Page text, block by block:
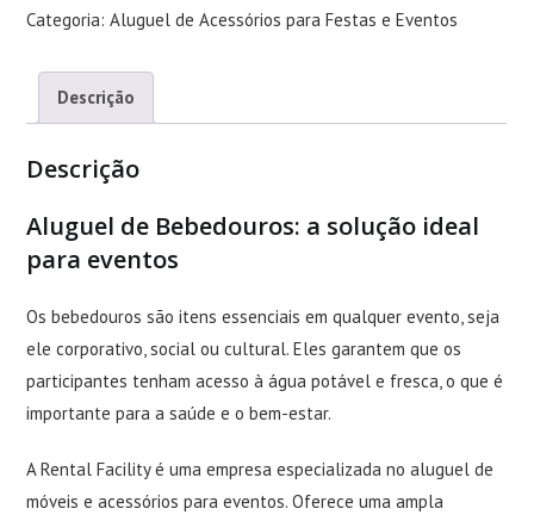
Categoria:Aluguel de Acessórios para Festas e Eventos
Descrição
Descrição
Aluguel de Bebedouros: a solução ideal
para eventos
Os bebedouros são itens essenciais em qualquer evento, seja
ele corporativo, social ou cultural. Eles garantem que os
participantes tenham acesso à água potável e fresca, o que é
importante para a saúde e o bem-estar.
A Rental Facility é uma empresa especializada no aluguel de
móveis e acessórios para eventos. Oferece uma ampla